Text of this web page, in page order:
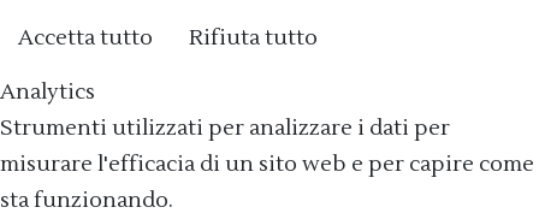
Accetta tutto
Rifiuta tutto
Analytics
Strumenti utilizzati per analizzare i dati per
misurare l'efficacia di un sito web e per capire come
sta funzionando.